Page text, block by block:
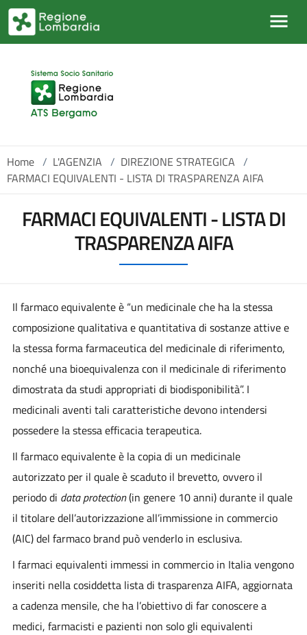
Salta al contenuto principale
Home / L'AGENZIA / DIREZIONE STRATEGICA /
FARMACI EQUIVALENTI - LISTA DI TRASPARENZA AIFA
FARMACI EQUIVALENTI - LISTA DI
TRASPARENZA AIFA
Il farmaco equivalente è “un medicinale che ha la stessa
composizione qualitativa e quantitativa di sostanze attive e
la stessa forma farmaceutica del medicinale di riferimento,
nonché una bioequivalenza con il medicinale di riferimento
dimostrata da studi appropriati di biodisponibilità”. I
medicinali aventi tali caratteristiche devono intendersi
possedere la stessa efficacia terapeutica.
Il farmaco equivalente è la copia di un medicinale
autorizzato per il quale è scaduto il brevetto, ovvero il
periodo di data protection(in genere 10 anni) durante il quale
il titolare dell’autorizzazione all’immissione in commercio
(AIC) del farmaco brand può venderlo in esclusiva.
I farmaci equivalenti immessi in commercio in Italia vengono
inseriti nella cosiddetta lista di trasparenza AIFA, aggiornata
a cadenza mensile, che ha l’obiettivo di far conoscere a
medici, farmacisti e pazienti non solo gli equivalenti